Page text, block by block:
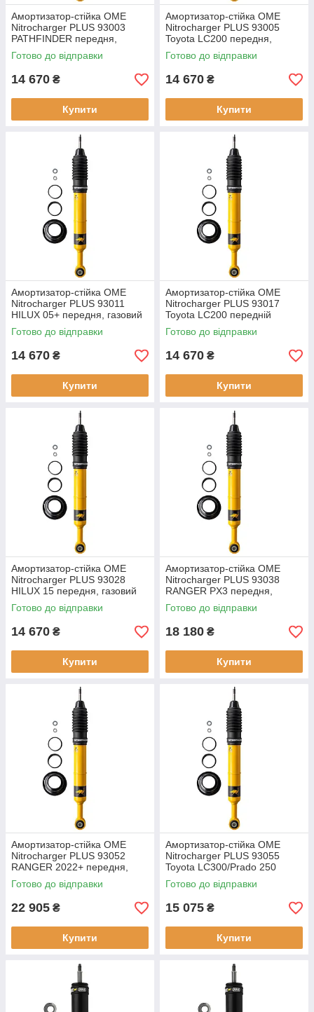
Амортизатор-стійка OME
Nitrocharger PLUS 93003
PATHFINDER передня,
газовий, новий
Готово до відправки
14 670 ₴
Купити
Амортизатор-стійка OME
Nitrocharger PLUS 93005
Toyota LC200 передня,
газовий
Готово до відправки
14 670 ₴
Купити
Амортизатор-стійка OME
Nitrocharger PLUS 93011
HILUX 05+ передня, газовий
Готово до відправки
14 670 ₴
Купити
Амортизатор-стійка OME
Nitrocharger PLUS 93017
Toyota LC200 передній
газовий
Готово до відправки
14 670 ₴
Купити
Амортизатор-стійка OME
Nitrocharger PLUS 93028
HILUX 15 передня, газовий
Готово до відправки
14 670 ₴
Купити
Амортизатор-стійка OME
Nitrocharger PLUS 93038
RANGER PX3 передня,
газовий, новий
Готово до відправки
18 180 ₴
Купити
Амортизатор-стійка OME
Nitrocharger PLUS 93052
RANGER 2022+ передня,
газовий
Готово до відправки
22 905 ₴
Купити
Амортизатор-стійка OME
Nitrocharger PLUS 93055
Toyota LC300/Prado 250
передній газовий
Готово до відправки
15 075 ₴
Купити